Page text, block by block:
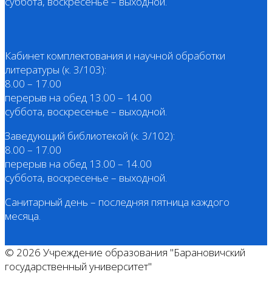
Кабинет комплектования и научной обработки
литературы (к. 3/103):
8.00 – 17.00
перерыв на обед 13.00 – 14.00
суббота, воскресенье – выходной.
Заведующий библиотекой (к. 3/102):
8.00 – 17.00
перерыв на обед 13.00 – 14.00
суббота, воскресенье – выходной.
Санитарный день – последняя пятница каждого
месяца.
© 2026 Учреждение образования "Барановичский
государственный университет"